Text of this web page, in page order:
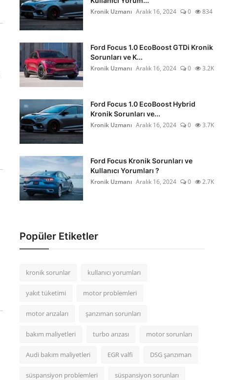
Kronik Uzmanı Aralık 16, 2024 0 834
Ford Focus 1.0 EcoBoost GTDi Kronik
Sorunları ve K...
Kronik Uzmanı Aralık 16, 2024 0 3.2K
Ford Focus 1.0 EcoBoost Hybrid
Kronik Sorunları ve...
Kronik Uzmanı Aralık 16, 2024 0 3.7K
Ford Focus Kronik Sorunları ve
Kullanıcı Yorumları ?
Kronik Uzmanı Aralık 16, 2024 0 2.7K
Popüler Etiketler
kronik sorunlar kullanıcı yorumları
yakıt tüketimi motor problemleri
motor arızaları şanzıman sorunları
bakım maliyetleri turbo arızası motor sorunları
Audi bakım maliyetleri EGR valfi DSG şanzıman
süspansiyon problemleri süspansiyon sorunları